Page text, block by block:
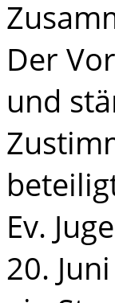
Der
und
Ev.
20.